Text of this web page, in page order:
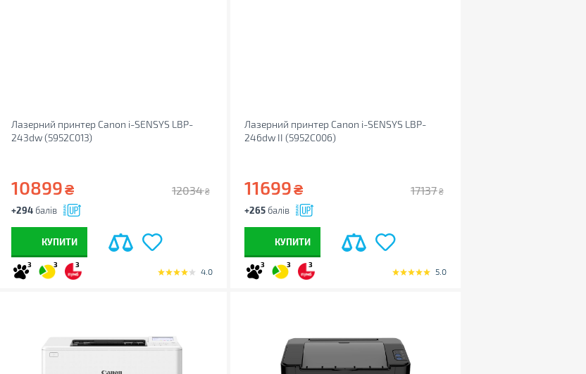
Лазерний принтер Canon i-SENSYS LBP-
243dw (5952C013)
10899₴ 12034 ₴
+294балів
КУПИТИ
3 3 3
4.0
Лазерний принтер Canon i-SENSYS LBP-
246dw II (5952C006)
11699₴ 17137 ₴
+265 балів
КУПИТИ
3 3 3
5.0